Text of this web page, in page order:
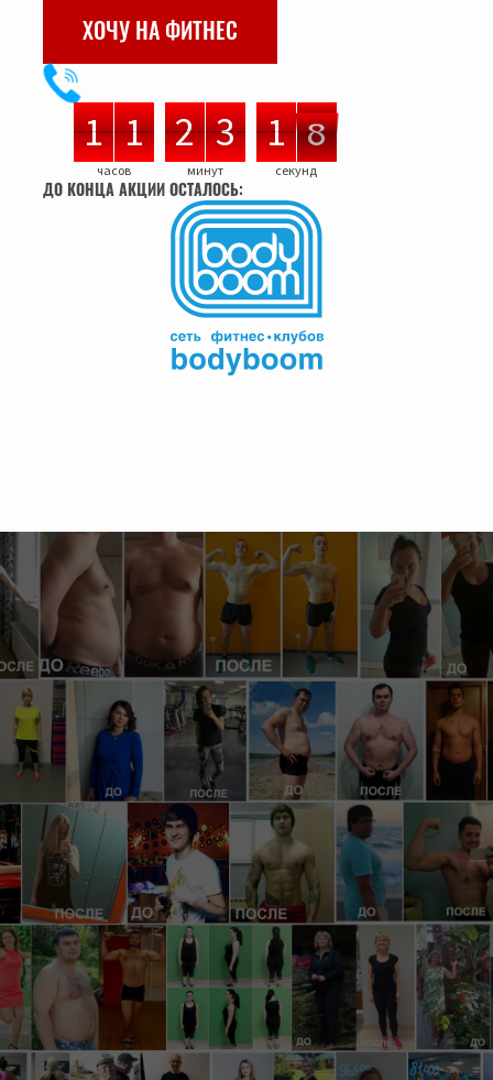
ХОЧУ НА ФИТНЕС
1
1 1
1
часов
2
2 3
3
минут
2
1
1
2 7
6
6
7
секунд
ДО КОНЦА АКЦИИ ОСТАЛОСЬ: